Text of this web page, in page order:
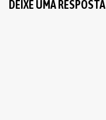
DEIXE UMA RESPOSTA